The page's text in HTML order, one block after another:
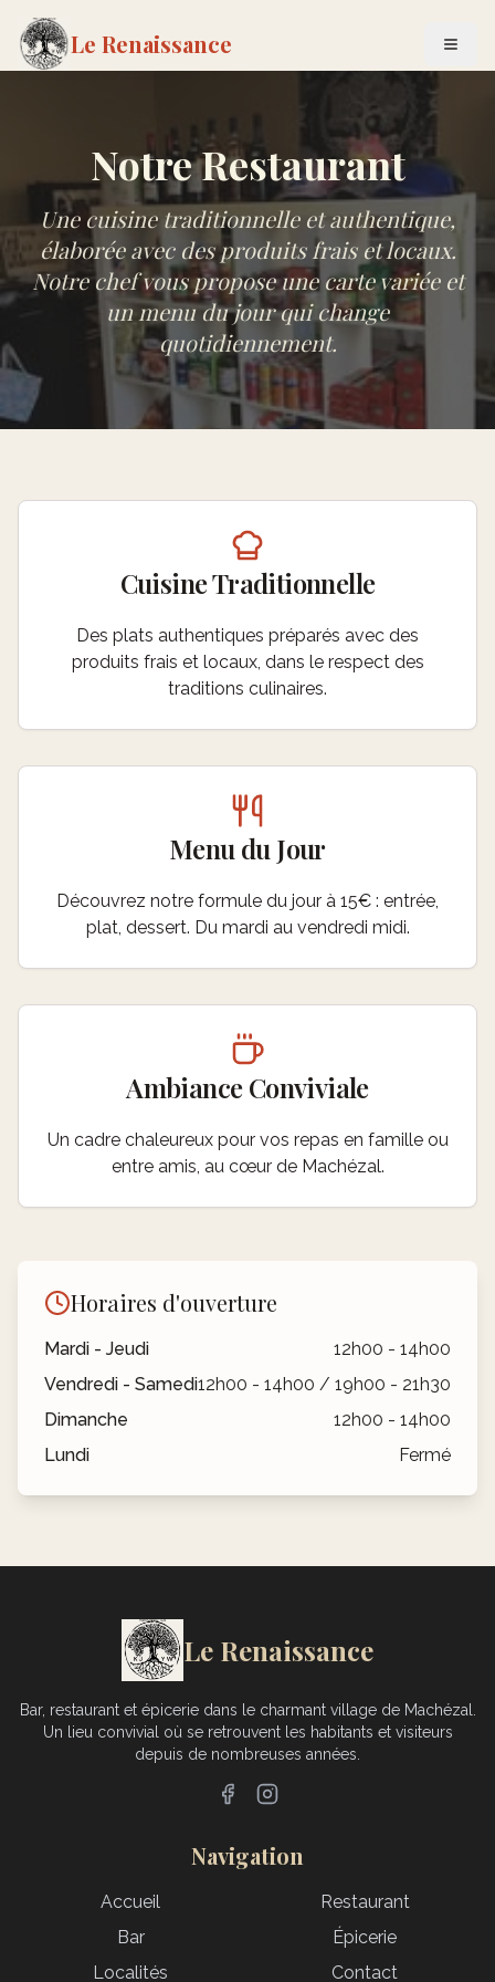
Le Renaissance
Notre Restaurant
Une cuisine traditionnelle et authentique,
élaborée avec des produits frais et locaux.
Notre chef vous propose une carte variée et
un menu du jour qui change
quotidiennement.
Cuisine Traditionnelle
Des plats authentiques préparés avec des
produits frais et locaux, dans le respect des
traditions culinaires.
Menu du Jour
Découvrez notre formule du jour à 15€ : entrée,
plat, dessert. Du mardi au vendredi midi.
Ambiance Conviviale
Un cadre chaleureux pour vos repas en famille ou
entre amis, au cœur de Machézal.
Horaires d'ouverture
Mardi - Jeudi
12h00 - 14h00
Vendredi - Samedi12h00 - 14h00 / 19h00 - 21h30
Dimanche
12h00 - 14h00
Lundi
Fermé
Le Renaissance
Bar, restaurant et épicerie dans le charmant village de Machézal.
Un lieu convivial où se retrouvent les habitants et visiteurs
depuis de nombreuses années.
Navigation
Accueil
Restaurant
Bar
Épicerie
Localités
Contact